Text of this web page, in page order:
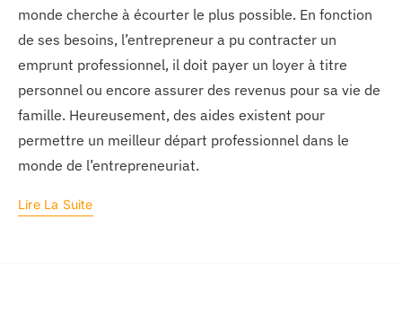
monde cherche à écourter le plus possible. En fonction
de ses besoins, l’entrepreneur a pu contracter un
emprunt professionnel, il doit payer un loyer à titre
personnel ou encore assurer des revenus pour sa vie de
famille. Heureusement, des aides existent pour
permettre un meilleur départ professionnel dans le
monde de l’entrepreneuriat.
Lire La Suite